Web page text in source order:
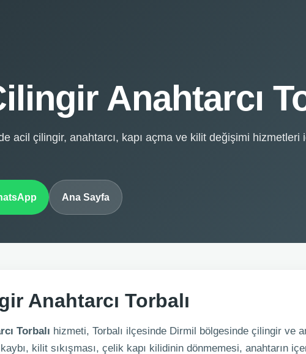
Anahtarcı
acil çilingir, anahtarcı, kapı açma ve kilit değişimi hizmetleri
Ana Sayfa
Anahtarcı Torbalı
Torbalı hizmeti, Torbalı ilçesinde Dirmil bölgesinde çilingir ve
kilit sıkışması, çelik kapı kilidinin dönmemesi, anahtarın